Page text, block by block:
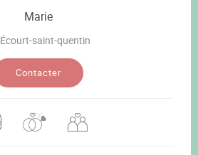
Marie
Écourt-saint-quentin
Contacter